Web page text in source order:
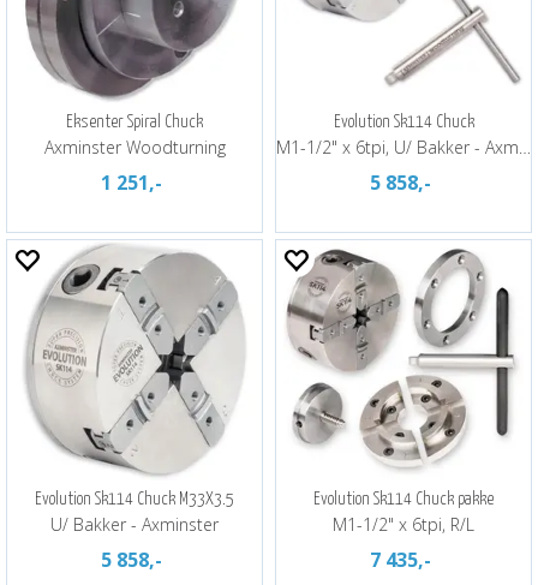
Eksenter Spiral Chuck
Axminster Woodturning
1 251,-
Evolution Sk114 Chuck
M1-1/2" x 6tpi, U/ Bakker - Axminster
5 858,-
Evolution Sk114 Chuck M33X3.5
U/ Bakker - Axminster
5 858,-
Evolution Sk114 Chuck pakke
M1-1/2" x 6tpi, R/L
7 435,-